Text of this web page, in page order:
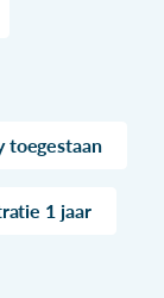
toegestaan
1 jaar